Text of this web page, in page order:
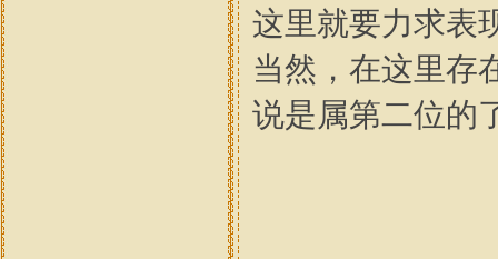
这里就要力求表
当然，在这里存
说是属第二位的